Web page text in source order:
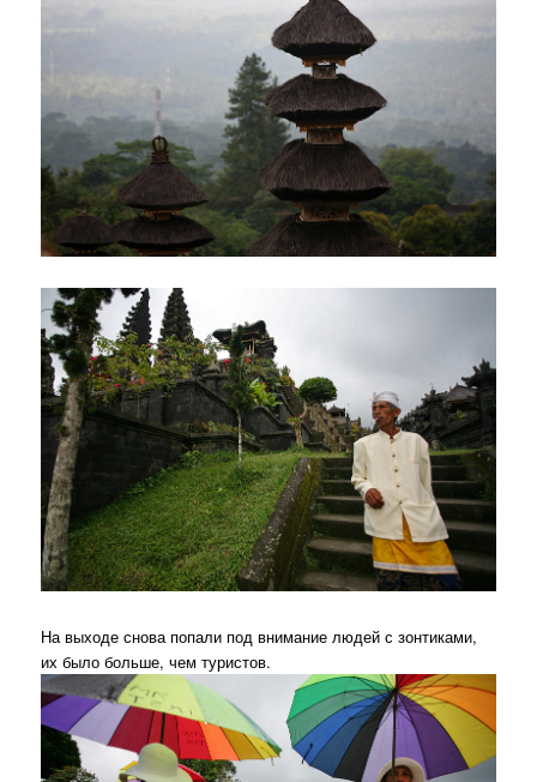
На выходе снова попали под внимание людей с зонтиками,
их было больше, чем туристов.